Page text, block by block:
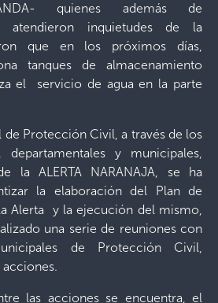
quienes además de
atendieron inquietudes de la
que en los próximos días,
tanques de almacenamiento
el servicio de agua en la parte
de Protección Civil, a través de los
departamentales y municipales,
la ALERTA NARANAJA, se ha
la elaboración del Plan de
Alerta y la ejecución del mismo,
una serie de reuniones con
de Protección Civil,
las acciones se encuentra, el